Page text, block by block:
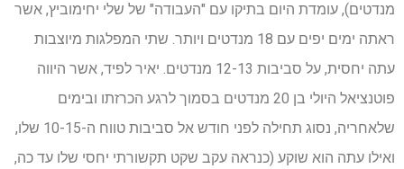
מנדטים), עומדת היום בתיקו עם "העבודה" של שלי יחימוביץ, אשר
ראתה ימים יפים עם 18 מנדטים ויותר. שתי המפלגות מיוצבות
עתה יחסית, על סביבות 12-13 מנדטים. יאיר לפיד, אשר היווה
פוטנציאל היולי בן 20 מנדטים בסמוך לרגע הכרזתו ובימים
שלאחריה, נסוג תחילה לפני חודש אל סביבות טווח ה-10-15 שלו,
ואילו עתה הוא שוקע (כנראה עקב שקט תקשורתי יחסי שלו עד כה,